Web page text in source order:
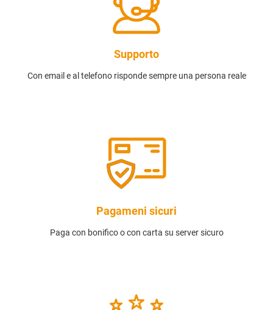
Supporto
Con email e al telefono risponde sempre una persona reale
Pagameni sicuri
Paga con bonifico o con carta su server sicuro